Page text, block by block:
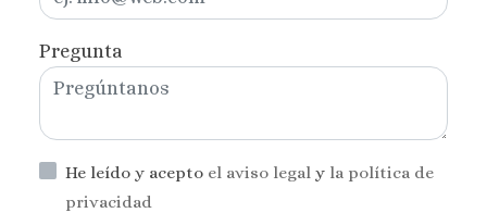
Pregunta
He leído y acepto el aviso legal y la política de
privacidad